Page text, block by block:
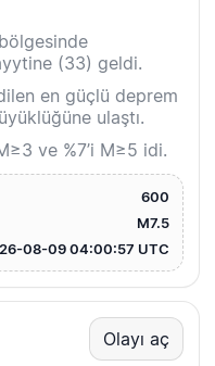
(33) geldi.
en güçlü deprem
ulaştı.
ve %7’i M≥5 idi.
600
M7.5
08-09 04:00:57 UTC
Olayı aç